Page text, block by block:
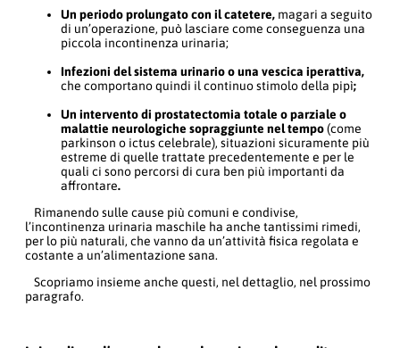
Un periodo prolungato con il catetere, magari a seguito
di un’operazione, può lasciare come conseguenza una
piccola incontinenza urinaria;
Infezioni del sistema urinario o una vescica iperattiva,
che comportano quindi il continuo stimolo della pipì;
Un intervento di prostatectomia totale o parziale o
malattie neurologiche sopraggiunte nel tempo(come
parkinson o ictus celebrale), situazioni sicuramente più
estreme di quelle trattate precedentemente e per le
quali ci sono percorsi di cura ben più importanti da
affrontare.
Rimanendo sulle cause più comuni e condivise,
l’incontinenza urinaria maschile ha anche tantissimi rimedi,
per lo più naturali, che vanno da un’attività fisica regolata e
costante a un’alimentazione sana.
Scopriamo insieme anche questi, nel dettaglio, nel prossimo
paragrafo.